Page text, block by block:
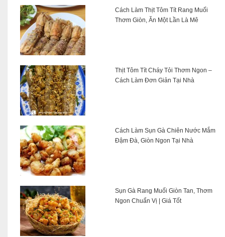
Cách Làm Thịt Tôm Tít Rang Muối
Thơm Giòn, Ăn Một Lần Là Mê
Thịt Tôm Tít Cháy Tỏi Thơm Ngon –
Cách Làm Đơn Giản Tại Nhà
Cách Làm Sụn Gà Chiên Nước Mắm
Đậm Đà, Giòn Ngon Tại Nhà
Sụn Gà Rang Muối Giòn Tan, Thơm
Ngon Chuẩn Vị | Giá Tốt